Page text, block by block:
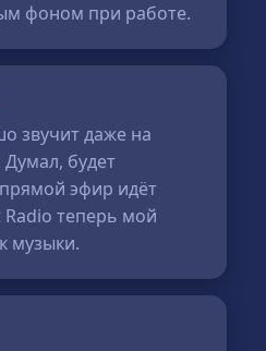
фоном при работе.
звучит даже на
будет
эфир идёт
теперь мой
музыки.